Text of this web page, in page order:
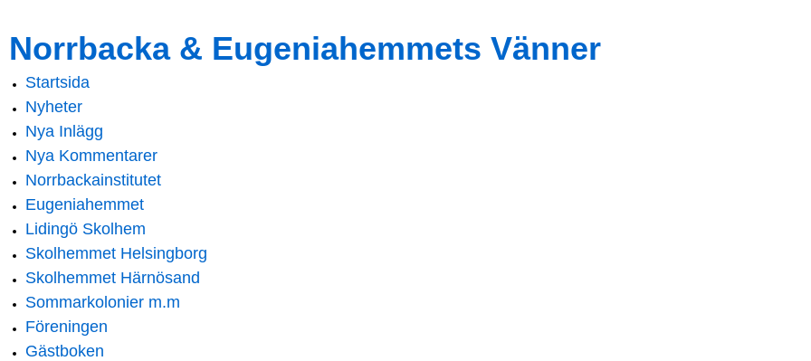
main
content
navigation
Norrbacka & Eugeniahemmets Vänner
Main menu
Startsida
Nyheter
Nya Inlägg
Nya Kommentarer
Norrbackainstitutet
Eugeniahemmet
Lidingö Skolhem
Skolhemmet Helsingborg
Skolhemmet Härnösand
Sommarkolonier m.m
Föreningen
Gästboken